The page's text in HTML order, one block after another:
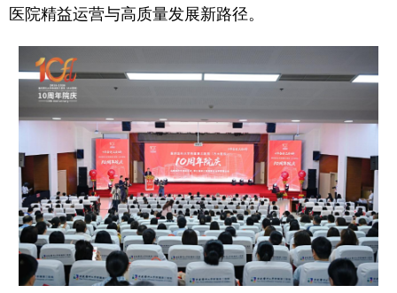
医院精益运营与高质量发展新路径。